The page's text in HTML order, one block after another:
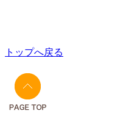
トップへ戻る